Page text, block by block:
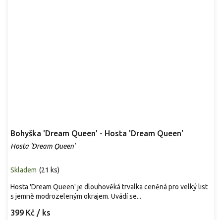
Bohyška 'Dream Queen' - Hosta 'Dream Queen'
Hosta 'Dream Queen'
Skladem (21 ks)
399 Kč / ks
Hosta 'Dream Queen' je dlouhověká trvalka ceněná pro velký list
s jemně modrozeleným okrajem. Uvádí se...